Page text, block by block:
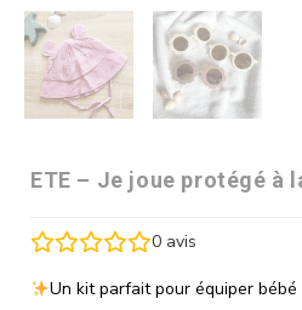
ETE – Je joue protégé à
0 avis
Un kit parfait pour équiper bébé